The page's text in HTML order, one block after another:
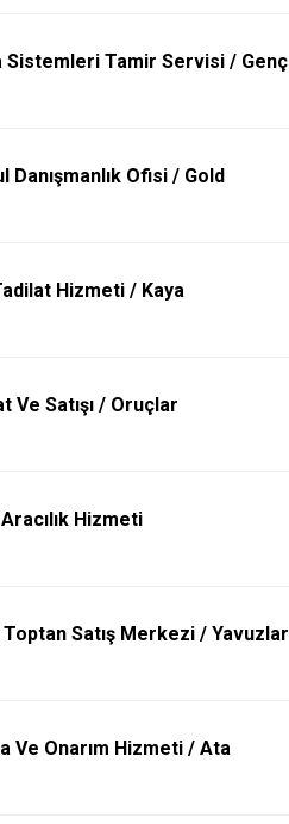
Sistemleri Tamir Servisi / Genç
Danışmanlık Ofisi / Gold
Hizmeti / Kaya
Satışı / Oruçlar
Hizmeti
Satış Merkezi / Yavuzlar
Ve Onarım Hizmeti / Ata